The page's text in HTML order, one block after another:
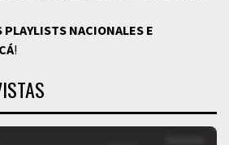
NACIONALES E
!